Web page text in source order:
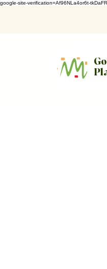
google-site-verification=Af96NLa4or6t-